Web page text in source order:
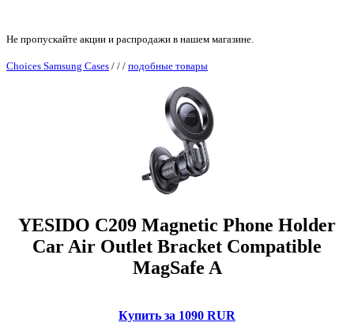
Не пропускайте акции и распродажи в нашем магазине.
Choices Samsung Cases / / / подобные товары
YESIDO C209 Magnetic Phone Holder
Car Air Outlet Bracket Compatible
MagSafe A
Купить за 1090 RUR